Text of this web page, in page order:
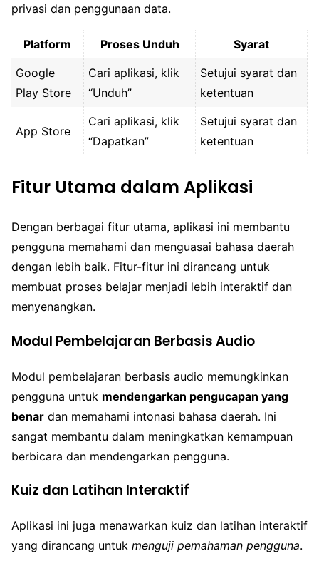
privasi dan penggunaan data.
Platform Proses Unduh
Syarat
Google
Play Store
Cari aplikasi, klik
“Unduh”
Setujui syarat dan
ketentuan
App Store
Cari aplikasi, klik
“Dapatkan”
Setujui syarat dan
ketentuan
Fitur Utama dalam Aplikasi
Dengan berbagai fitur utama, aplikasi ini membantu
pengguna memahami dan menguasai bahasa daerah
dengan lebih baik. Fitur-fitur ini dirancang untuk
membuat proses belajar menjadi lebih interaktif dan
menyenangkan.
Modul Pembelajaran Berbasis Audio
Modul pembelajaran berbasis audio memungkinkan
pengguna untuk mendengarkan pengucapan yang
benar dan memahami intonasi bahasa daerah. Ini
sangat membantu dalam meningkatkan kemampuan
berbicara dan mendengarkan pengguna.
Kuiz dan Latihan Interaktif
Aplikasi ini juga menawarkan kuiz dan latihan interaktif
yang dirancang untuk menguji pemahaman pengguna.